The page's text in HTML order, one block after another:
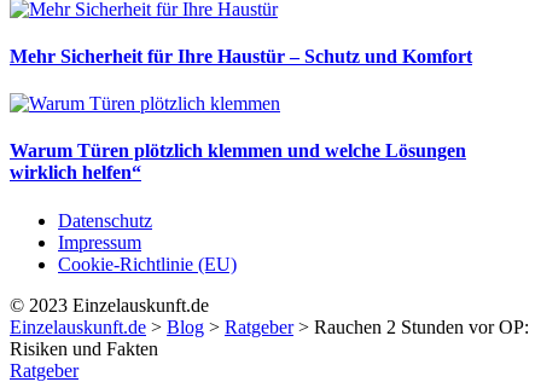
Mehr Sicherheit für Ihre Haustür – Schutz und Komfort
Warum Türen plötzlich klemmen und welche Lösungen
wirklich helfen“
Datenschutz
Impressum
Cookie-Richtlinie (EU)
© 2023 Einzelauskunft.de
Einzelauskunft.de > Blog > Ratgeber> Rauchen 2 Stunden vor OP:
Risiken und Fakten
Ratgeber